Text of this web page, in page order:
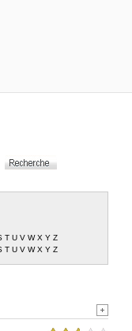
T U V W X Y Z
T U V W X Y Z